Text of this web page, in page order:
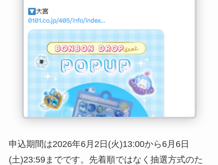
申込期間は2026年6月2日(火)13:00から6月6日
(土)23:59までです。先着順ではなく抽選方式のた